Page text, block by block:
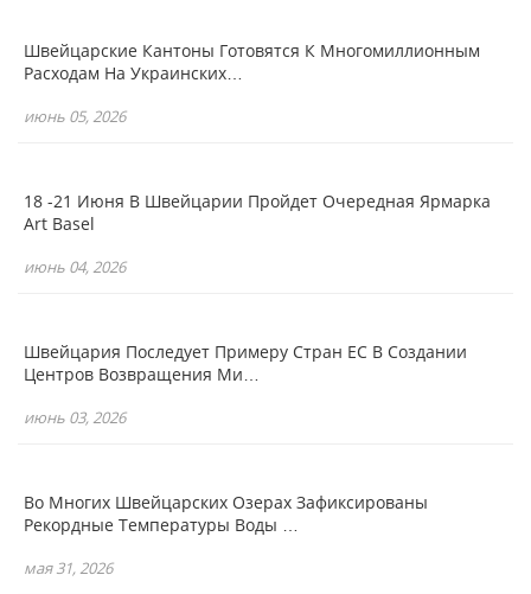
Швейцарские Кантоны Готовятся К Многомиллионным
Расходам На Украинских…
июнь 05, 2026
18 -21 Июня В Швейцарии Пройдет Очередная Ярмарка
Art Basel
июнь 04, 2026
Швейцария Последует Примеру Стран ЕС В Создании
Центров Возвращения Ми…
июнь 03, 2026
Во Многих Швейцарских Озерах Зафиксированы
Рекордные Температуры Воды …
мая 31, 2026